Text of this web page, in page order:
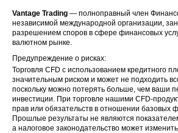
Vantage Trading — полноправный член
независимой международной организации,
разрешением споров в сфере финансовых
валютном рынке.
Предупреждение о рисках:
Торговля CFD с использованием кредитного
значительным риском и может не подходить
поскольку можно потерять больше, чем ваши
инвестиции. При торговле нашими CFD-
прав или обязательств в отношении базовых
Прошлые результаты не являются
а налоговое законодательство может